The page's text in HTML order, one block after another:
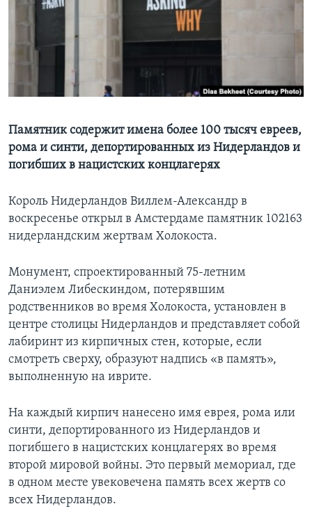
Learning English
СОЦИАЛЬНЫЕ СЕТИ
Языки
Памятник содержит имена более 100 тысяч евреев,
рома и синти, депортированных из Нидерландов и
погибших в нацистских концлагерях
Король Нидерландов Виллем-Александр в
воскресенье открыл в Амстердаме памятник 102163
нидерландским жертвам Холокоста.
Монумент, спроектированный 75-летним
Даниэлем Либескиндом, потерявшим
родственников во время Холокоста, установлен в
центре столицы Нидерландов и представляет собой
лабиринт из кирпичных стен, которые, если
смотреть сверху, образуют надпись «в память»,
выполненную на иврите.
На каждый кирпич нанесено имя еврея, рома или
синти, депортированного из Нидерландов и
погибшего в нацистских концлагерях во время
второй мировой войны. Это первый мемориал, где
в одном месте увековечена память всех жертв со
всех Нидерландов.